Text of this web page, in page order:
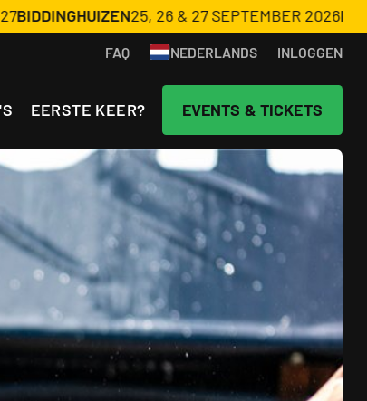
25, 26 & 27 SEPTEMBER 2026
FAQ NEDERLANDS INLOGGEN
EERSTE KEER? EVENTS & TICKETS